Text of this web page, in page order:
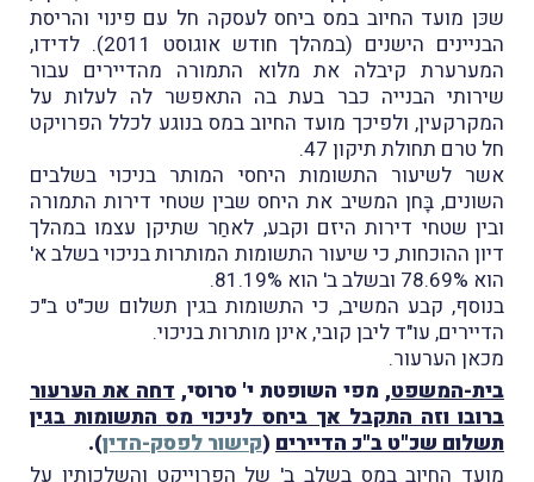
שכּן מועד החיוב במס ביחס לעסקה חל עם פינוי והריסת
הבניינים הישנים (במהלך חודש אוגוסט 2011). לדידו,
המערערת קיבלה את מלוא התמורה מהדיירים עבור
שירותי הבנייה כבר בעת בה התאפשר לה לעלות על
המקרקעין, ולפיכך מועד החיוב במס בנוגע לכלל הפרויקט
חל טרם תחולת תיקון 47.
אשר לשיעור התשומות היחסי המותר בניכוי בשלבים
השונים, בָּחן המשיב את היחס שבין שטחי דירות התמורה
ובין שטחי דירות היזם וקבע, לאחַר שתיקן עצמו במהלך
דיון ההוכחות, כי שיעור התשומות המותרות בניכוי בשלב א'
הוא 78.69% ובשלב ב' הוא 81.19%.
בנוסף, קבע המשיב, כי התשומות בגין תשלום שכ"ט ב"כ
הדיירים, עו"ד ליבן קובי, אינן מותרות בניכוי.
מכאן הערעור.
בית-המשפט, מפי השופטת י' סרוסי, דחה את הערעור
ברובו וזה התקבל אך ביחס לניכוי מס התשומות בגין
תשלום שכ"ט ב"כ הדיירים (קישור לפסק-הדין).
מועד החיוב במס בשלב ב' של הפרוייקט והשלכותיו על